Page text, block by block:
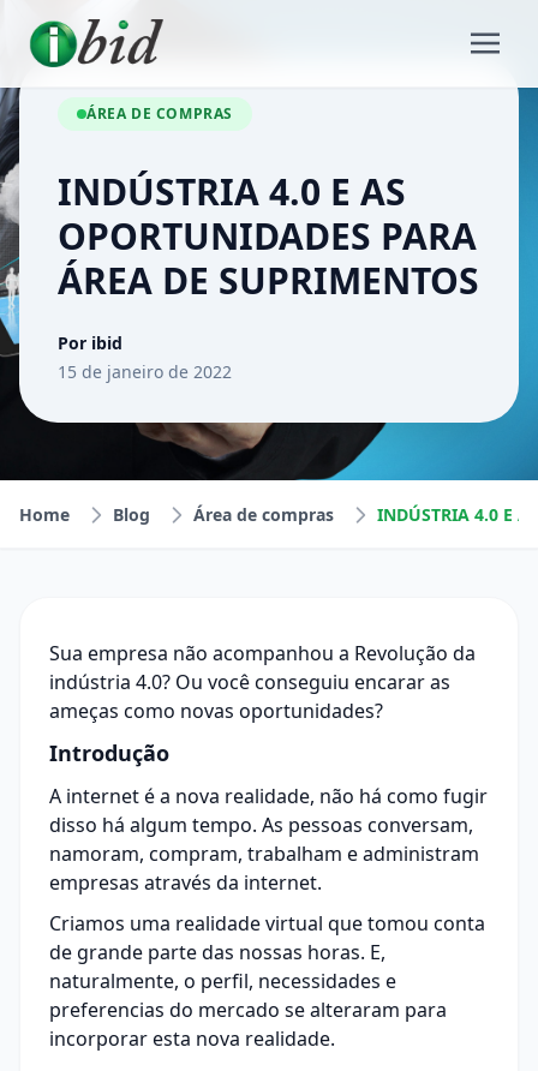
ÁREA DE COMPRAS
INDÚSTRIA 4.0 E AS
OPORTUNIDADES PARA
ÁREA DE SUPRIMENTOS
Por ibid
15 de janeiro de 2022
Home Blog Área de compras
Sua empresa não acompanhou a Revolução da
indústria 4.0? Ou você conseguiu encarar as
ameças como novas oportunidades?
Introdução
A interneté a nova realidade, não há como fugir
disso há algum tempo. As pessoas conversam,
namoram, compram, trabalham e administram
empresas através da internet.
Criamos uma realidade virtual que tomou conta
de grande parte das nossas horas. E,
naturalmente, o perfil, necessidades e
preferencias do mercado se alteraram para
incorporar esta nova realidade.